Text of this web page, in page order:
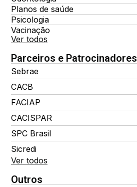
Planos de saúde
Psicologia
Vacinação
Ver todos
Parceiros e Patrocinadores
Sebrae
CACB
FACIAP
CACISPAR
SPC Brasil
Sicredi
Ver todos
Outros